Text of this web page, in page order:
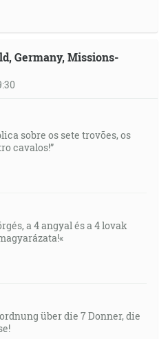
Germany, Missions-
sobre os sete trovões, os
cavalos!”
a 4 angyal és a 4 lovak
über die 7 Donner, die